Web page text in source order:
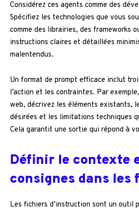
Considérez ces agents comme des
Spécifiez les technologies que vous
comme des librairies, des frameworks
instructions claires et détaillées
malentendus.
Un format de prompt efficace inclut
l’action et les contraintes. Par
web, décrivez les éléments existants,
désirées et les limitations techniques
Cela garantit une sortie qui répond à
Définir le contexte
consignes dans les
Les fichiers d’instruction sont un outil